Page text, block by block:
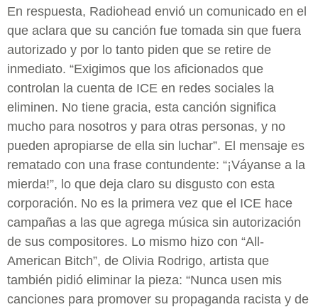
En respuesta, Radiohead envió un comunicado en el
que aclara que su canción fue tomada sin que fuera
autorizado y por lo tanto piden que se retire de
inmediato. “Exigimos que los aficionados que
controlan la cuenta de ICE en redes sociales la
eliminen. No tiene gracia, esta canción significa
mucho para nosotros y para otras personas, y no
pueden apropiarse de ella sin luchar”. El mensaje es
rematado con una frase contundente: “¡Váyanse a la
mierda!”, lo que deja claro su disgusto con esta
corporación. No es la primera vez que el ICE hace
campañas a las que agrega música sin autorización
de sus compositores. Lo mismo hizo con “All-
American Bitch”, de Olivia Rodrigo, artista que
también pidió eliminar la pieza: “Nunca usen mis
canciones para promover su propaganda racista y de